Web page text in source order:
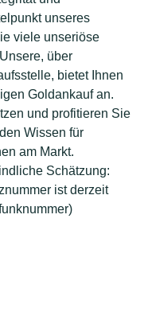
unseres
viele unseriöse
über
bietet Ihnen
Goldankauf an.
und profitieren Sie
Wissen für
am Markt.
Schätzung:
ist derzeit